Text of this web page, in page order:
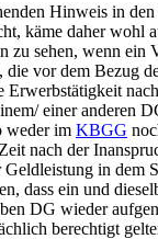
Hinweis in
käme daher wohl
zu sehen, wenn ein
die vor dem Bezug
Erwerbstätigkeit
einer anderen
weder im KBGG
nach der
in dem
dass ein und
DG wieder
berechtigt